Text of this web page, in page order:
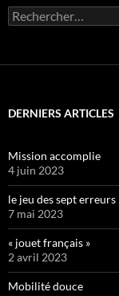
Rechercher :
DERNIERS ARTICLES
Mission accomplie
4 juin 2023
le jeu des sept erreurs
7 mai 2023
« jouet français »
2 avril 2023
Mobilité douce